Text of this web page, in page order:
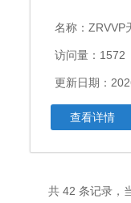
名称： ZRVVP天津小猫牌
访问量：1572
更新日期：
查看详情
共 42 条记录